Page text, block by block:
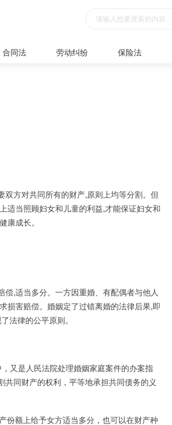
合同法 劳动纠纷 保险法
方对共同所有的财产,原则上均等分割。但
适当照顾妇女和儿童的利益,才能保证妇女和
康成长。
,适当多分。一方因重婚、有配偶者与他人
损害赔偿。婚姻定了过错离婚的法律后果,即
法律的公平原则。
又是人民法院处理婚姻家庭案件的办案指
同财产的权利，平等地承担共同债务的义
份额上给予女方适当多分，也可以在财产种